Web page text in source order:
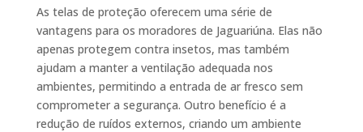
As telas de proteção oferecem uma série de
vantagens para os moradores de Jaguariúna. Elas não
apenas protegem contra insetos, mas também
ajudam a manter a ventilação adequada nos
ambientes, permitindo a entrada de ar fresco sem
comprometer a segurança. Outro benefício é a
redução de ruídos externos, criando um ambiente